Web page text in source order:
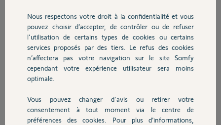
Chauffage
Autres produits
Devis avec un pro
il y a plus d'un an
Participer au fil de discussion
Réponses
Quel âge a cette batterie ?
Nous respectons votre droit à la confidentialité et vous
pouvez choisir d’accepter, de contrôler ou de refuser
l'utilisation de certains types de cookies ou certains
services proposés par des tiers. Le refus des cookies
n’affectera pas votre navigation sur le site Somfy
cependant votre expérience utilisateur sera moins
optimale.
Vous pouvez changer d'avis ou retirer votre
consentement à tout moment via le centre de
préférences des cookies. Pour plus d’informations,